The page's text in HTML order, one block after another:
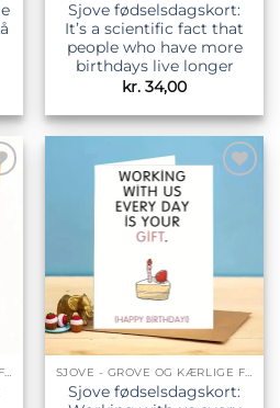
Sjove fødselsdagskort:
It’s a scientific fact that
people who have more
birthdays live longer
kr. 34,00
SJOVE - GROVE OG KÆRLIGE FØDSELSDAGSKORT
ønskeliste
SJOVE - GROVE OG KÆRLIGE FØDSELSDAGSKORT
Sjove fødselsdagskort: